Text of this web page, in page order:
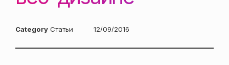
Category Статьи
Posted
12/09/2016